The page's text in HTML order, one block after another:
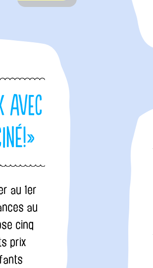
avec
au 1er
au
cinq
prix